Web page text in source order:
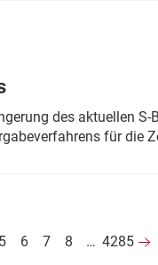
des aktuellen
für die
5 6 7 8 … 4285